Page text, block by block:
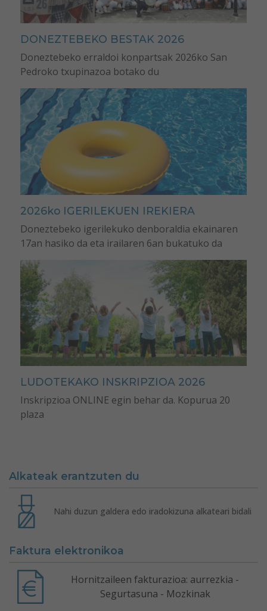
DONEZTEBEKO BESTAK 2026
Doneztebeko erraldoi konpartsak 2026ko San
Pedroko txupinazoa botako du
2026ko IGERILEKUEN IREKIERA
Doneztebeko igerilekuko denboraldia ekainaren
17an hasiko da eta irailaren 6an bukatuko da
LUDOTEKAKO INSKRIPZIOA 2026
Inskripzioa ONLINE egin behar da. Kopurua 20
plaza
Alkateak erantzuten du
Nahi duzun galdera edo iradokizuna alkateari bidali
Faktura elektronikoa
Hornitzaileen fakturazioa: aurrezkia -
Segurtasuna - Mozkinak